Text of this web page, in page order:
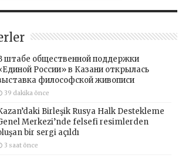
штабе общественной поддержки
России» в Казани открылась
философской живописи
39 dakika önce
Birleşik Rusya Halk Destekleme
Merkezi’nde felsefi resimlerden
bir sergi açıldı
3 saat önce